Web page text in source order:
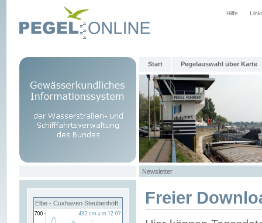
Hilfe
Start Pegelauswahl über Karte
Newsletter
Elbe - Cuxhaven Steubenhöft Freier